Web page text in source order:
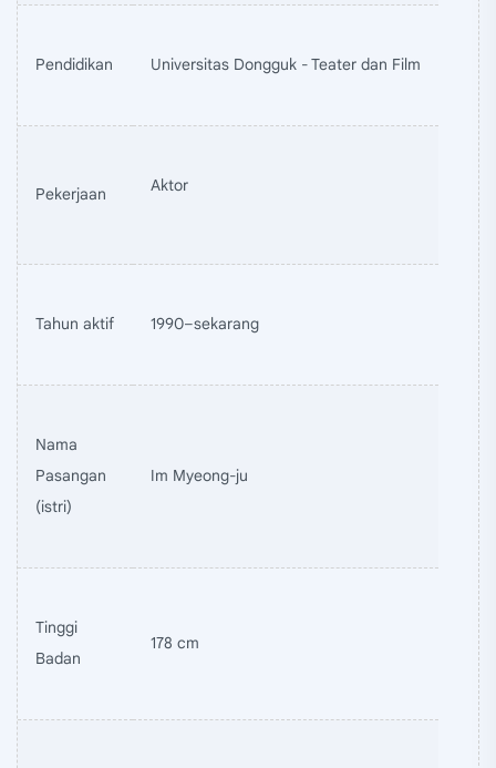
Pendidikan Universitas Dongguk - Teater dan Film
Pekerjaan Aktor
Tahun aktif 1990–sekarang
Nama
Pasangan
(istri)
Im Myeong-ju
Tinggi
Badan
178 cm